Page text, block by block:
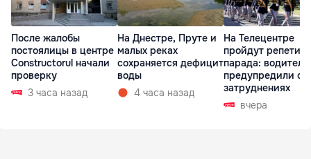
После жалобы
постоялицы в центре
Constructorul начали
проверку
3 часа назад
На Днестре, Пруте и
малых реках
сохраняется дефицит
воды
4 часа назад
На Телецентре
пройдут
парада:
предупредили о
затруднениях
вчера